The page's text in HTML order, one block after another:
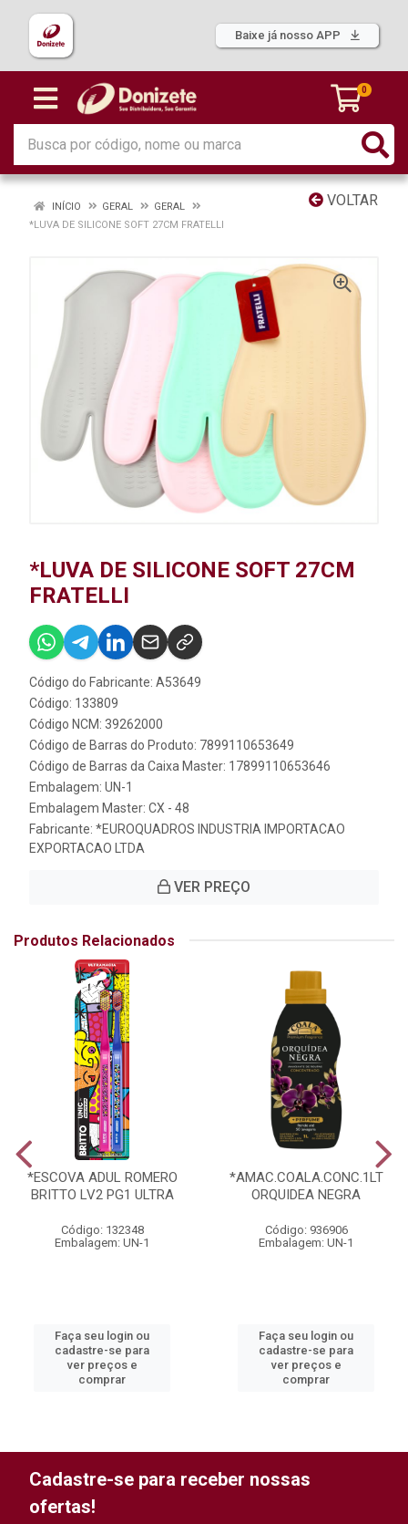
Baixe já nosso APP
0
VOLTAR
INÍCIO GERAL
GERAL
*LUVA DE SILICONE SOFT 27CM FRATELLI
*LUVA DE SILICONE SOFT 27CM
FRATELLI
Código do Fabricante: A53649
Código: 133809
Código NCM: 39262000
Código de Barras do Produto: 7899110653649
Código de Barras da Caixa Master: 17899110653646
Embalagem: UN-1
Embalagem Master: CX - 48
Fabricante: *EUROQUADROS INDUSTRIA IMPORTACAO
EXPORTACAO LTDA
VER PREÇO
Produtos Relacionados
*ESCOVA ADUL ROMERO
BRITTO LV2 PG1 ULTRA
Código: 132348
Embalagem: UN-1
Faça seu login ou
cadastre-se para
ver preços e
comprar
*AMAC.COALA.CONC.1LT
ORQUIDEA NEGRA
Código: 936906
Embalagem: UN-1
Faça seu login ou
cadastre-se para
ver preços e
comprar
Cadastre-se para receber nossas
ofertas!